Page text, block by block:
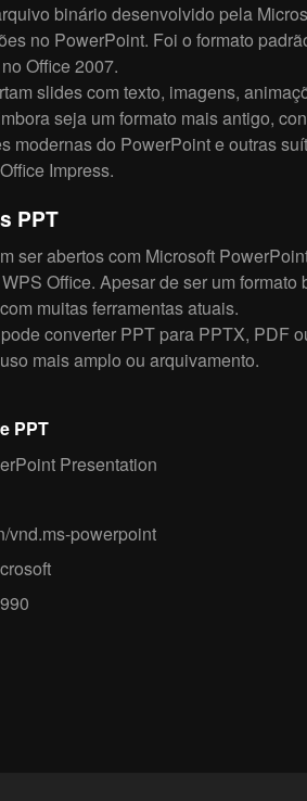
binário desenvolvido pela
no PowerPoint. Foi o formato
Office 2007.
slides com texto, imagens,
seja um formato mais antigo,
modernas do PowerPoint e outras
Impress.
PPT
ser abertos com Microsoft
Office. Apesar de ser um formato
muitas ferramentas atuais.
converter PPT para PPTX, PDF
mais amplo ou arquivamento.
PPT
Presentation
vnd.ms-powerpoint